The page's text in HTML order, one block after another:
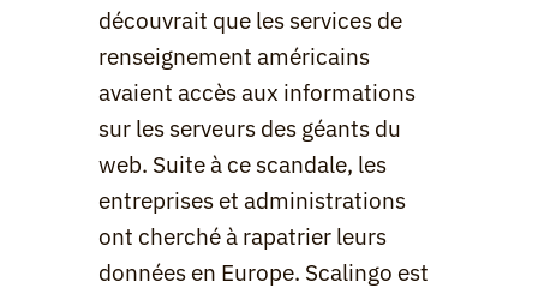
découvrait que les services de
renseignement américains
avaient accès aux informations
sur les serveurs des géants du
web. Suite à ce scandale, les
entreprises et administrations
ont cherché à rapatrier leurs
données en Europe. Scalingo est